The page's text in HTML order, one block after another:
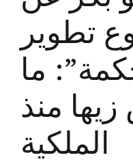
تطوير
ما
منذ
الملكية